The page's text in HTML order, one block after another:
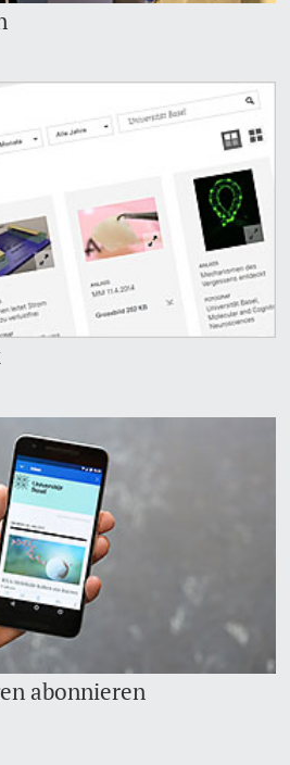
abonnieren